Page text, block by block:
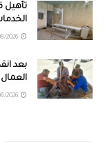
تأهيل
العمال